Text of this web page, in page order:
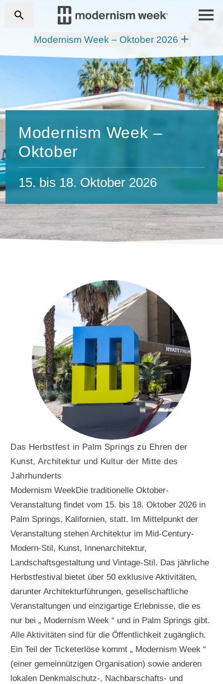
Modernism Week – Oktober 2026
Modernism Week –
Oktober
15. bis 18. Oktober 2026
Das Herbstfest in Palm Springs zu Ehren der
Kunst, Architektur und Kultur der Mitte des
Jahrhunderts
Modernism WeekDie traditionelle Oktober-
Veranstaltung findet vom 15. bis 18. Oktober 2026 in
Palm Springs, Kalifornien, statt. Im Mittelpunkt der
Veranstaltung stehen Architektur im Mid-Century-
Modern-Stil, Kunst, Innenarchitektur,
Landschaftsgestaltung und Vintage-Stil. Das jährliche
Herbstfestival bietet über 50 exklusive Aktivitäten,
darunter Architekturführungen, gesellschaftliche
Veranstaltungen und einzigartige Erlebnisse, die es
nur bei „ Modernism Week “ und in Palm Springs gibt.
Alle Aktivitäten sind für die Öffentlichkeit zugänglich.
Ein Teil der Ticketerlöse kommt „ Modernism Week “
(einer gemeinnützigen Organisation) sowie anderen
lokalen Denkmalschutz-, Nachbarschafts- und